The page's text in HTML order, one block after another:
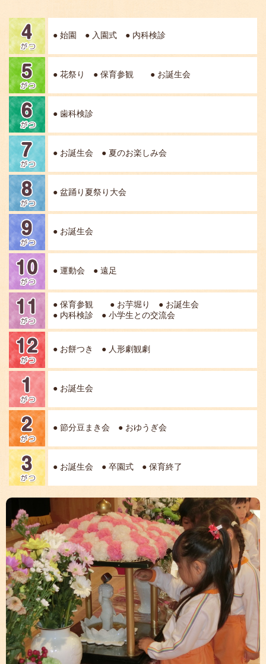
● 始園 ● 入園式 ● 内科検診
● 花祭り ● 保育参観 ● お誕生会
● 歯科検診
● お誕生会 ● 夏のお楽しみ会
● 盆踊り夏祭り大会
● お誕生会
● 運動会 ● 遠足
● 保育参観 ● お芋堀り ● お誕生会
● 内科検診 ● 小学生との交流会
● お餅つき ● 人形劇観劇
● お誕生会
● 節分豆まき会 ● おゆうぎ会
● お誕生会 ● 卒園式 ● 保育終了